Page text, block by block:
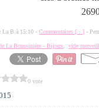
La B à 15:10 -Commentaires [ …] -
La Boussinière - Bijoux ,vide
0 vote